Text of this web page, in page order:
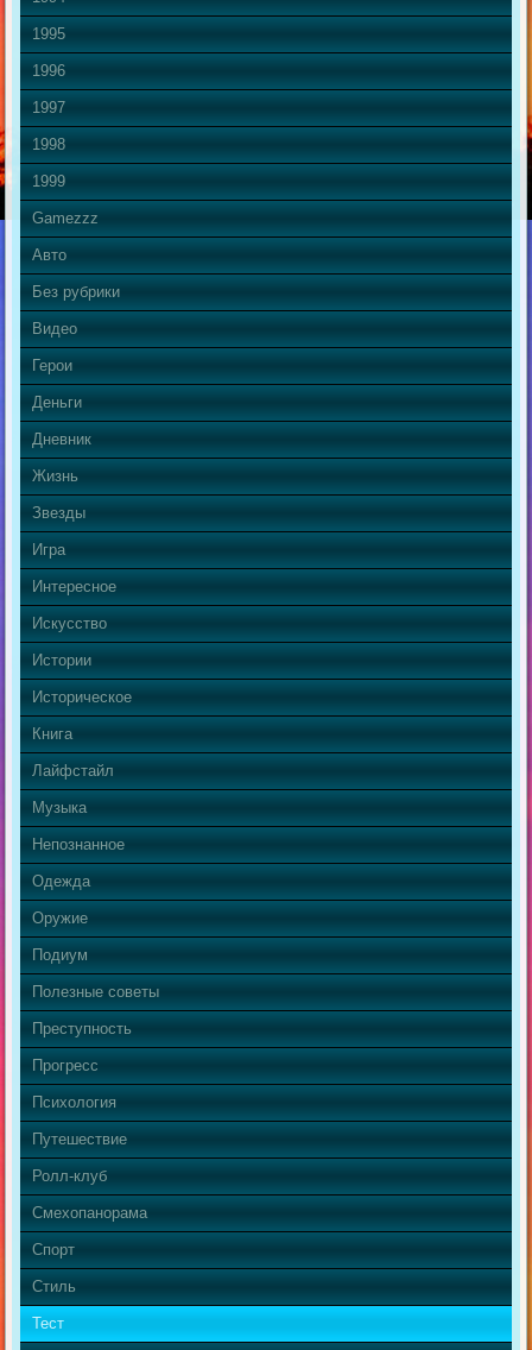
1995
1996
1997
1998
1999
Gamezzz
Авто
Без рубрики
Видео
Герои
Деньги
Дневник
Жизнь
Звезды
Игра
Интересное
Искусство
Истории
Историческое
Книга
Лайфстайл
Музыка
Непознанное
Одежда
Оружие
Подиум
Полезные советы
Преступность
Прогресс
Психология
Путешествие
Ролл-клуб
Смехопанорама
Спорт
Стиль
Тест